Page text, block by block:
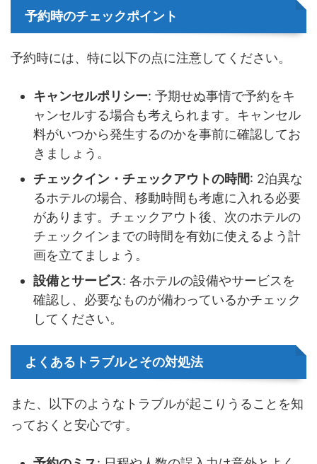
予約時のチェックポイント
予約時には、特に以下の点に注意してください。
キャンセルポリシー: 予期せぬ事情で予約をキ
ャンセルする場合も考えられます。キャンセル
料がいつから発生するのかを事前に確認してお
きましょう。
チェックイン・チェックアウトの時間: 2泊異な
るホテルの場合、移動時間も考慮に入れる必要
があります。チェックアウト後、次のホテルの
チェックインまでの時間を有効に使えるよう計
画を立てましょう。
設備とサービス: 各ホテルの設備やサービスを
確認し、必要なものが備わっているかチェック
してください。
よくあるトラブルとその対処法
また、以下のようなトラブルが起こりうることを知
っておくと安心です。